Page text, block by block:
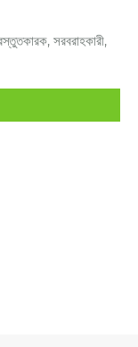
সরবরাহকারী,